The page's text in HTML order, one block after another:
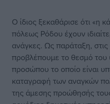
Ο ίδιος ξεκαθάρισε ότι «η
πόλεως Ρόδου έχουν
ανάγκες. Ως παράταξη, στις
προβλέπουμε το θεσμό του
προσώπου το οποίο είναι
καταγραφή των αναγκών
της άμεσης προώθησής